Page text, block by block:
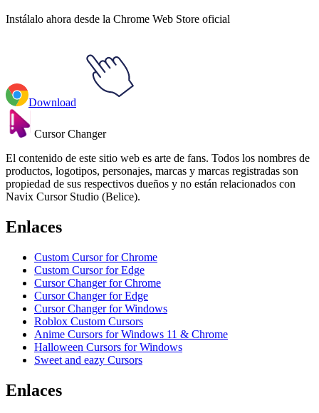
Instálalo ahora desde la Chrome Web Store oficial
Download
Cursor Changer
El contenido de este sitio web es arte de fans. Todos los nombres de
productos, logotipos, personajes, marcas y marcas registradas son
propiedad de sus respectivos dueños y no están relacionados con
Navix Cursor Studio (Belice).
Enlaces
Custom Cursor for Chrome
Custom Cursor for Edge
Cursor Changer for Chrome
Cursor Changer for Edge
Cursor Changer for Windows
Roblox Custom Cursors
Anime Cursors for Windows 11 & Chrome
Halloween Cursors for Windows
Sweet and eazy Cursors
Enlaces